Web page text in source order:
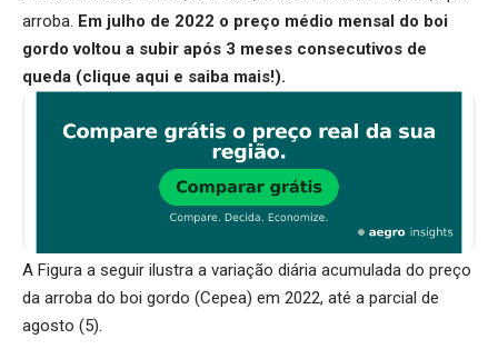
arroba. Em julho de 2022 o preço médio mensal do boi
gordo voltou a subir após 3 meses consecutivos de
queda (clique aqui e saiba mais!).
A Figura a seguir ilustra a variação diária acumulada do preço
da arroba do boi gordo (Cepea) em 2022, até a parcial de
agosto (5).